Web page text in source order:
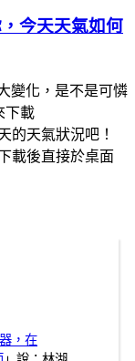
，今天天氣如何
變化，是不是可憐
下載
的天氣狀況吧！
載後直接於桌面
，在